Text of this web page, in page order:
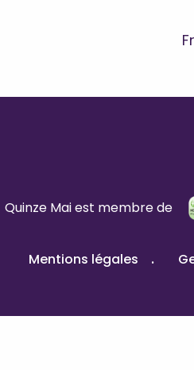
Fr
Quinze Mai est membre de
Mentions légales